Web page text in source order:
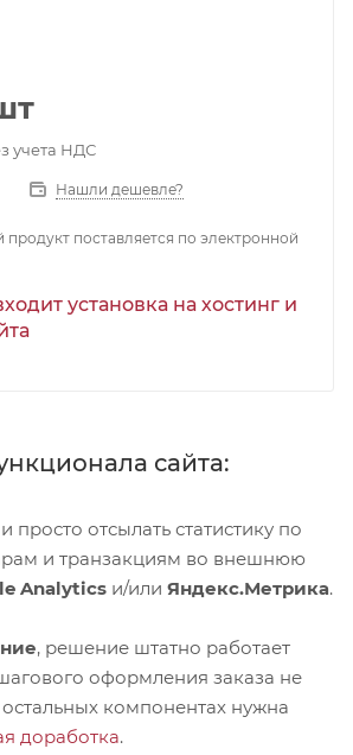
учета НДС
Нашли дешевле?
поставляется по электронной
установка на хостинг и
сайта:
просто отсылать статистику по
и транзакциям во внешнюю
Analytics и/или Яндекс.Метрика.
, решение штатно работает
оформления заказа не
компонентах нужна
доработка.